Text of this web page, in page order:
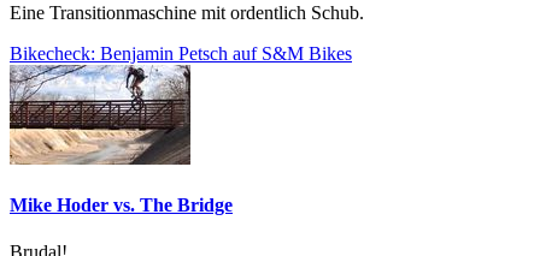
Eine Transitionmaschine mit ordentlich Schub.
Bikecheck: Benjamin Petsch auf S&M Bikes
Mike Hoder vs. The Bridge